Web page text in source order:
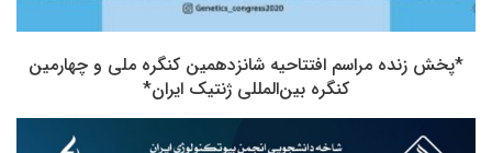
*پخش زنده مراسم افتتاحیه شانزدهمین کنگره ملی و چهارمین
کنگره بین‌المللی ژنتیک ایران*